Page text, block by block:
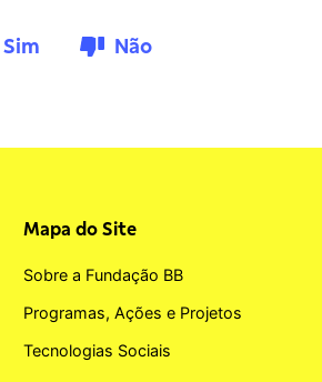
Sim Não
Mapa do Site
Sobre a Fundação BB
Programas, Ações e Projetos
Tecnologias Sociais